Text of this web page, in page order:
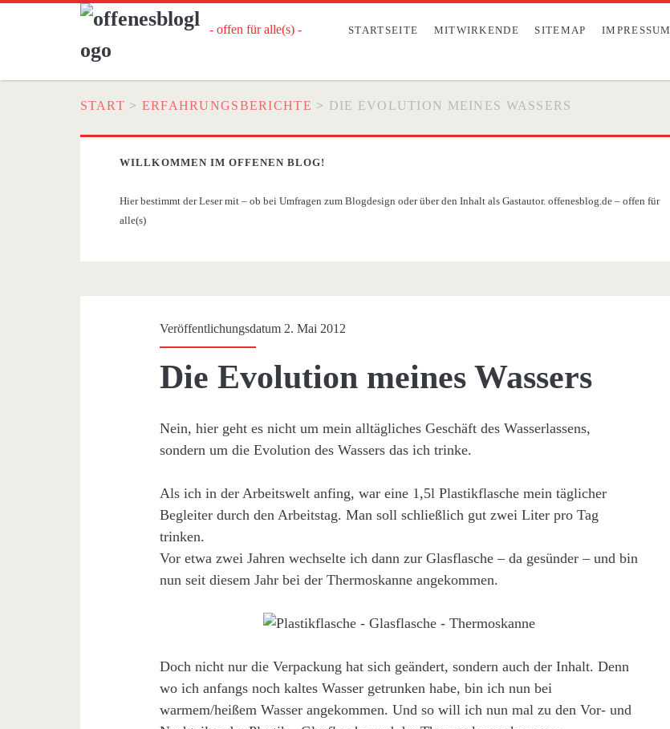
- offen für alle(s) - STARTSEITE MITWIRKENDE SITEMAP IMPRESSUM
START > ERFAHRUNGSBERICHTE > DIE EVOLUTION MEINES WASSERS
WILLKOMMEN IM OFFENEN BLOG!
Hier bestimmt der Leser mit – ob bei Umfragen zum Blogdesign oder über den Inhalt als Gastautor. offenesblog.de – offen für
alle(s)
Veröffentlichungsdatum 2. Mai 2012
Die Evolution meines Wassers
Nein, hier geht es nicht um mein alltägliches Geschäft des Wasserlassens,
sondern um die Evolution des Wassers das ich trinke.
Als ich in der Arbeitswelt anfing, war eine 1,5l Plastikflasche mein täglicher
Begleiter durch den Arbeitstag. Man soll schließlich gut zwei Liter pro Tag
trinken.
Vor etwa zwei Jahren wechselte ich dann zur Glasflasche – da gesünder – und bin
nun seit diesem Jahr bei der Thermoskanne angekommen.
Doch nicht nur die Verpackung hat sich geändert, sondern auch der Inhalt. Denn
wo ich anfangs noch kaltes Wasser getrunken habe, bin ich nun bei
warmem/heißem Wasser angekommen. Und so will ich nun mal zu den Vor- und